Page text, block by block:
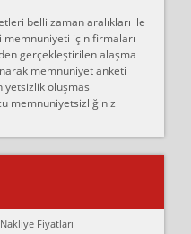
TL'ye ankaradan
evin taşınacağı gün
sözleşme yaptım.
bu kişiler ağrılı
kurulmaz dediler
belli zaman aralıkları ile
için firmaları
gerçekleştirilen alaşma
memnuniyet anketi
oluşması
memnuniyetsizliğiniz
Nakliye Fiyatları